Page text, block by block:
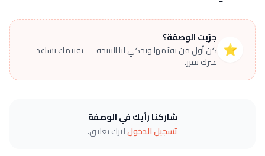
⭐
جرّبت الوصفة؟
كن أول من يقيّمها ويحكي لنا النتيجة — تقييمك يساعد
غيرك يقرر.
شاركنا رأيك في الوصفة
تسجيل الدخوللترك تعليق.